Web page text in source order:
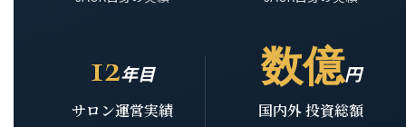
12年目
サロン運営実績
数億円
国内外 投資総額